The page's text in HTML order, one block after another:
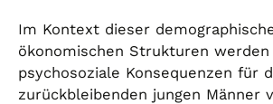
Im Kontext dieser
ökonomischen Strukturen werden
psychosoziale Konsequenzen für
zurückbleibenden jungen Männer